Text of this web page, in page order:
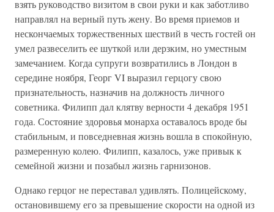
взять руководство визитом в свои руки и как заботливо
направлял на верный путь жену. Во время приемов и
нескончаемых торжественных шествий в честь гостей он
умел развеселить ее шуткой или дерзким, но уместным
замечанием. Когда супруги возвратились в Лондон в
середине ноября, Георг VI выразил герцогу свою
признательность, назначив на должность личного
советника. Филипп дал клятву верности 4 декабря 1951
года. Состояние здоровья монарха оставалось вроде бы
стабильным, и повседневная жизнь вошла в спокойную,
размеренную колею. Филипп, казалось, уже привык к
семейной жизни и позабыл жизнь гарнизонов.
Однако герцог не переставал удивлять. Полицейскому,
остановившему его за превышение скорости на одной из